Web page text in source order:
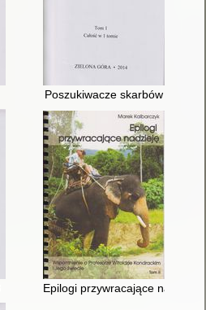
Poszukiwacze skarbów
Epilogi przywracające